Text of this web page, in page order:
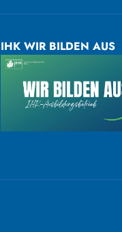
IHK WIR BILDEN AUS